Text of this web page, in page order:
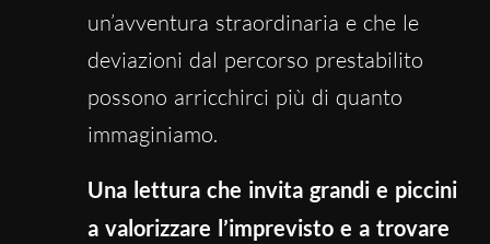
un’avventura straordinaria e che le
deviazioni dal percorso prestabilito
possono arricchirci più di quanto
immaginiamo.
Una lettura che invita grandi e piccini
a valorizzare l’imprevisto e a trovare